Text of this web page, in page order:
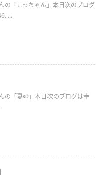
の「こっちゃん」本日次のブログ
...
の「夏🍉」本日次のブログは幸